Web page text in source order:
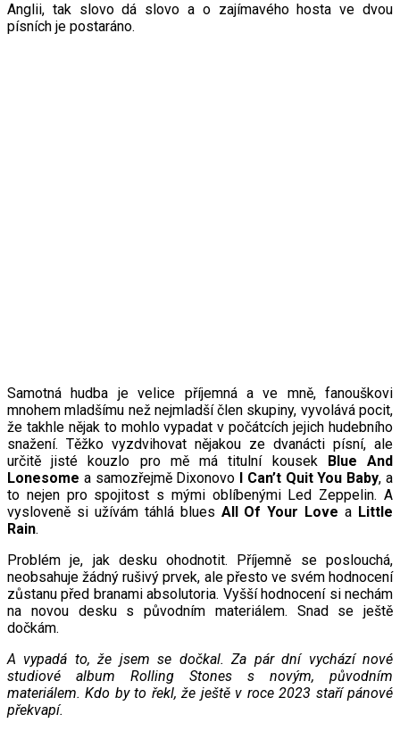
Anglii, tak slovo dá slovo a o zajímavého hosta ve dvou
písních je postaráno.
Samotná hudba je velice příjemná a ve mně, fanouškovi
mnohem mladšímu než nejmladší člen skupiny, vyvolává pocit,
že takhle nějak to mohlo vypadat v počátcích jejich hudebního
snažení. Těžko vyzdvihovat nějakou ze dvanácti písní, ale
určitě jisté kouzlo pro mě má titulní kousek Blue And
Lonesome a samozřejmě Dixonovo I Can’t Quit You Baby, a
to nejen pro spojitost s mými oblíbenými Led Zeppelin. A
vysloveně si užívám táhlá blues All Of Your Love a Little
Rain.
Problém je, jak desku ohodnotit. Příjemně se poslouchá,
neobsahuje žádný rušivý prvek, ale přesto ve svém hodnocení
zůstanu před branami absolutoria. Vyšší hodnocení si nechám
na novou desku s původním materiálem. Snad se ještě
dočkám.
A vypadá to, že jsem se dočkal. Za pár dní vychází nové
studiové album Rolling Stones s novým, původním
materiálem. Kdo by to řekl, že ještě v roce 2023 staří pánové
překvapí.